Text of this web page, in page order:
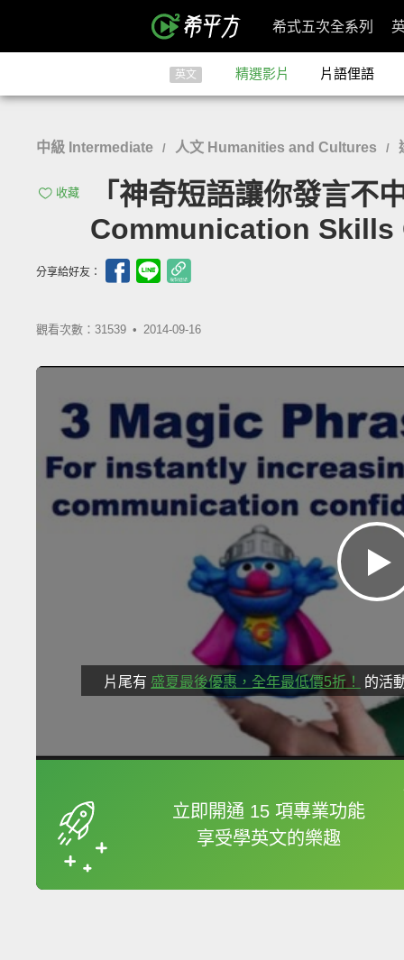
希式五次全系列
英文 精選影片 片語俚語
中級 Intermediate / 人文 Humanities and Cultures /
收藏
「神奇短語讓你發言
Communication Skills
分享給好友：
觀看次數：31539 • 2014-09-16
片尾有 盛夏最後優惠，全年最低價5折！ 的活
立即開通 15 項專業功能
享受學英文的樂趣
框選或點兩下字幕可